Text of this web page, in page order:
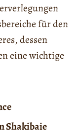
für den
dessen
eine wichtige
Shakibaie